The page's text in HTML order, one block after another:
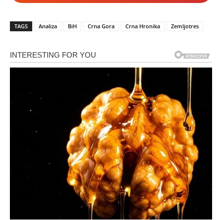
TAGS Analiza BiH Crna Gora Crna Hronika Zemljotres